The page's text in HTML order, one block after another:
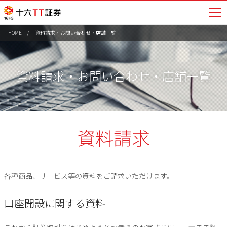
HOME 資料請求・お問い合わせ・店舗一覧
資料請求・お問い合わせ・店舗一覧
資料請求
各種商品、サービス等の資料をご請求いただけます。
口座開設に関する資料